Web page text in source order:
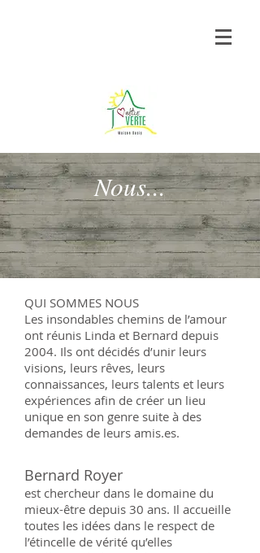
Nous...
QUI SOMMES NOUS
Les insondables chemins de l’amour
ont réunis Linda et Bernard depuis
2004. Ils ont décidés d’unir leurs
visions, leurs rêves, leurs
connaissances, leurs talents et leurs
expériences afin de créer un lieu
unique en son genre suite à des
demandes de leurs amis.es.
Bernard Royer
est chercheur dans le domaine du
mieux-être depuis 30 ans. Il accueille
toutes les idées dans le respect de
l’étincelle de vérité qu’elles